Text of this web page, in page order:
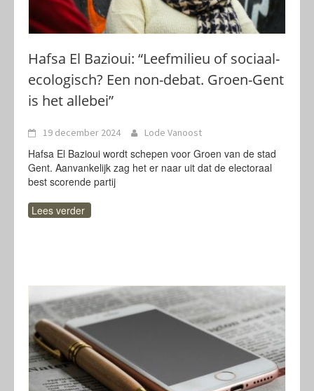
Hafsa El Bazioui: “Leefmilieu of sociaal-
ecologisch? Een non-debat. Groen-Gent
is het allebei”
19 december 2024 Lode Vanoost
Hafsa El Bazioui wordt schepen voor Groen van de stad
Gent. Aanvankelijk zag het er naar uit dat de electoraal
best scorende partij
Lees verder